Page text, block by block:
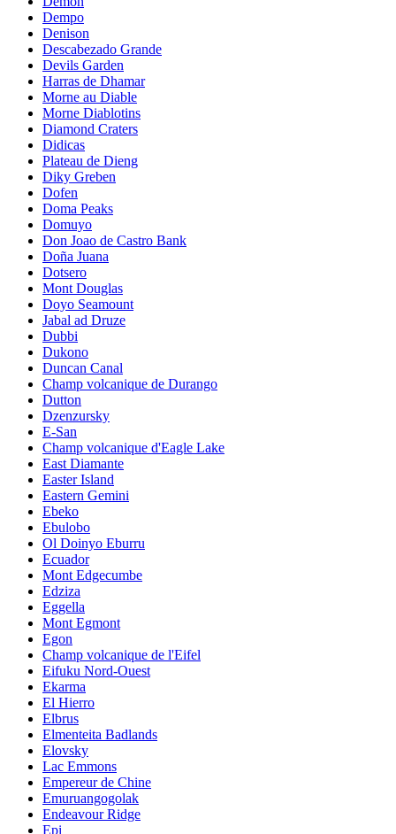
Dempo
Denison
Descabezado Grande
Devils Garden
Harras de Dhamar
Morne au Diable
Morne Diablotins
Diamond Craters
Didicas
Plateau de Dieng
Diky Greben
Dofen
Doma Peaks
Domuyo
Don Joao de Castro Bank
Doña Juana
Dotsero
Mont Douglas
Doyo Seamount
Jabal ad Druze
Dubbi
Dukono
Duncan Canal
Champ volcanique de Durango
Dutton
Dzenzursky
E-San
Champ volcanique d'Eagle Lake
East Diamante
Easter Island
Eastern Gemini
Ebeko
Ebulobo
Ol Doinyo Eburru
Ecuador
Mont Edgecumbe
Edziza
Eggella
Mont Egmont
Egon
Champ volcanique de l'Eifel
Eifuku Nord-Ouest
Ekarma
El Hierro
Elbrus
Elmenteita Badlands
Elovsky
Lac Emmons
Empereur de Chine
Emuruangogolak
Endeavour Ridge
Epi